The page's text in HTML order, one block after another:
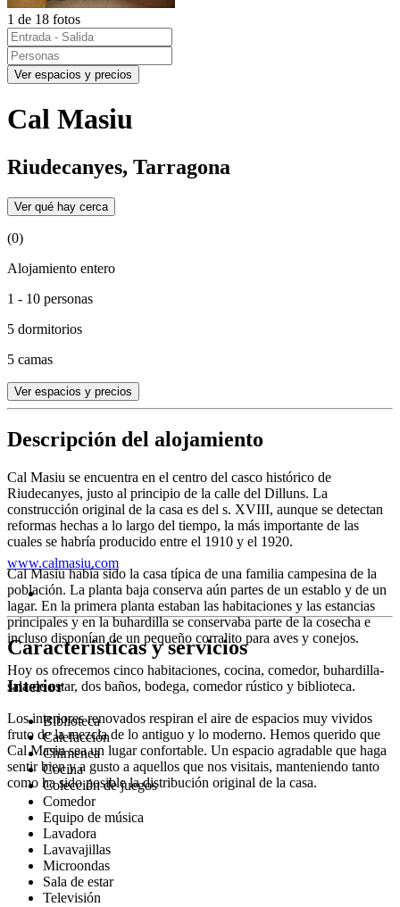
1 de 18 fotos
Ver espacios y precios
Cal Masiu
Riudecanyes, Tarragona
Ver qué hay cerca
(0)
Alojamiento entero
1 - 10 personas
5 dormitorios
5 camas
Ver espacios y precios
Descripción del alojamiento
Cal Masiu se encuentra en el centro del casco histórico de
Riudecanyes, justo al principio de la calle del Dilluns. La
construcción original de la casa es del s. XVIII, aunque se detectan
reformas hechas a lo largo del tiempo, la más importante de las
cuales se habría producido entre el 1910 y el 1920.
Cal Masiu había sido la casa típica de una familia campesina de la
población. La planta baja conserva aún partes de un establo y de un
lagar. En la primera planta estaban las habitaciones y las estancias
principales y en la buhardilla se conservaba parte de la cosecha e
incluso disponían de un pequeño corralito para aves y conejos.
Hoy os ofrecemos cinco habitaciones, cocina, comedor, buhardilla-
sala de estar, dos baños, bodega, comedor rústico y biblioteca.
Los interiores renovados respiran el aire de espacios muy vividos
fruto de la mezcla de lo antiguo y lo moderno. Hemos querido que
Cal Masiu sea un lugar confortable. Un espacio agradable que haga
sentir bien y a gusto a aquellos que nos visitais, manteniendo tanto
como ha sido posible la distribución original de la casa.
www.calmasiu.com
Características y servicios
Interior
Biblioteca
Calefacción
Chimenea
Cocina
Colección de juegos
Comedor
Equipo de música
Lavadora
Lavavajillas
Microondas
Sala de estar
Televisión